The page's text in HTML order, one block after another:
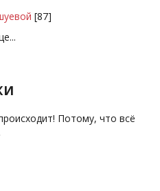
[87]
Потому, что всё